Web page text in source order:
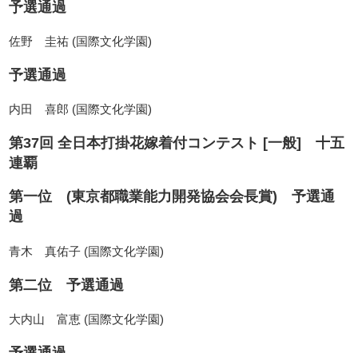
予選通過
佐野 圭祐 (国際文化学園)
予選通過
内田 喜郎 (国際文化学園)
第37回 全日本打掛花嫁着付コンテスト [一般] 十五
連覇
第一位 (東京都職業能力開発協会会長賞) 予選通
過
青木 真佑子 (国際文化学園)
第二位 予選通過
大内山 富恵 (国際文化学園)